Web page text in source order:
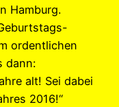
Hamburg.
ordentlichen
dann:
alt! Sei dabei
2016!“